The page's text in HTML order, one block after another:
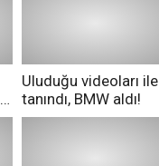
Uluduğu videoları ile
tanındı, BMW aldı!